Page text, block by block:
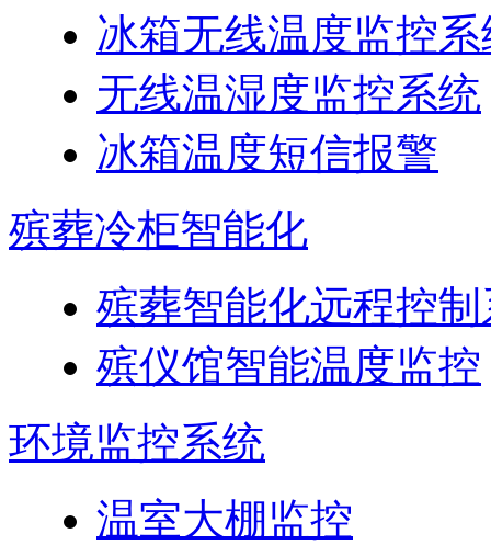
冰箱无线温度监控系
无线温湿度监控系统
冰箱温度短信报警
殡葬冷柜智能化
殡葬智能化远程控
殡仪馆智能温度监控
环境监控系统
温室大棚监控